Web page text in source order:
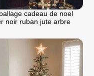
cadeau de noel
noir ruban jute arbre